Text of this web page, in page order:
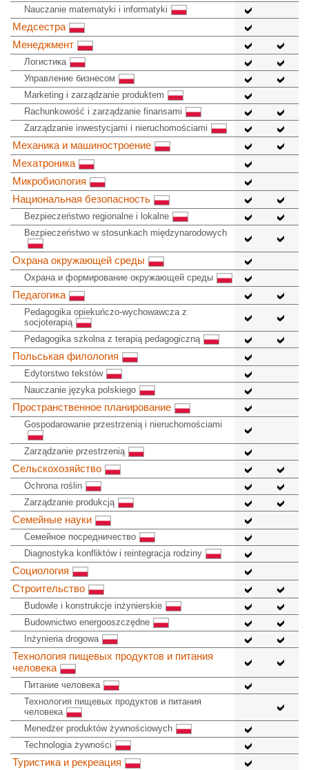
Nauczanie matematyki i informatyki
Медсестра
Менеджмент
Логистика
Управление бизнесом
Marketing i zarządzanie produktem
Rachunkowość i zarządzanie finansami
Zarządzanie inwestycjami i nieruchomościami
Механика и машиностроение
Мехатроника
Микробиология
Национальная безопасность
Bezpieczeństwo regionalne i lokalne
Bezpieczeństwo w stosunkach międzynarodowych
Охрана окружающей среды
Охрана и формирование окружающей среды
Педагогика
Pedagogika opiekuńczo-wychowawcza z
socjoterapią
Pedagogika szkolna z terapią pedagogiczną
Польськая филология
Edytorstwo tekstów
Nauczanie języka polskiego
Пространственное планирование
Gospodarowanie przestrzenią i nieruchomościami
Zarządzanie przestrzenią
Сельскохозяйство
Ochrona roślin
Zarządzanie produkcją
Семейные науки
Семейное посредничество
Diagnostyka konfliktów i reintegracja rodziny
Социология
Строительство
Budowle i konstrukcje inżynierskie
Budownictwo energooszczędne
Inżynieria drogowa
Технология пищевых продуктов и питания
человека
Питание человека
Технология пищевых продуктов и питания
человека
Menedżer produktów żywnościowych
Technologia żywności
Туристика и рекреация